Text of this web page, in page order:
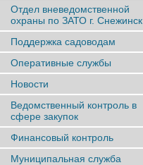
Отдел вневедомственной
охраны по ЗАТО г. Снежинск
Поддержка садоводам
Оперативные службы
Новости
Ведомственный контроль в
сфере закупок
Финансовый контроль
Муниципальная служба